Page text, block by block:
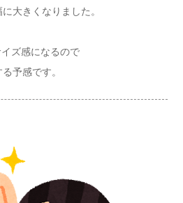
大きくなりました。
ズ感になるので
予感です。